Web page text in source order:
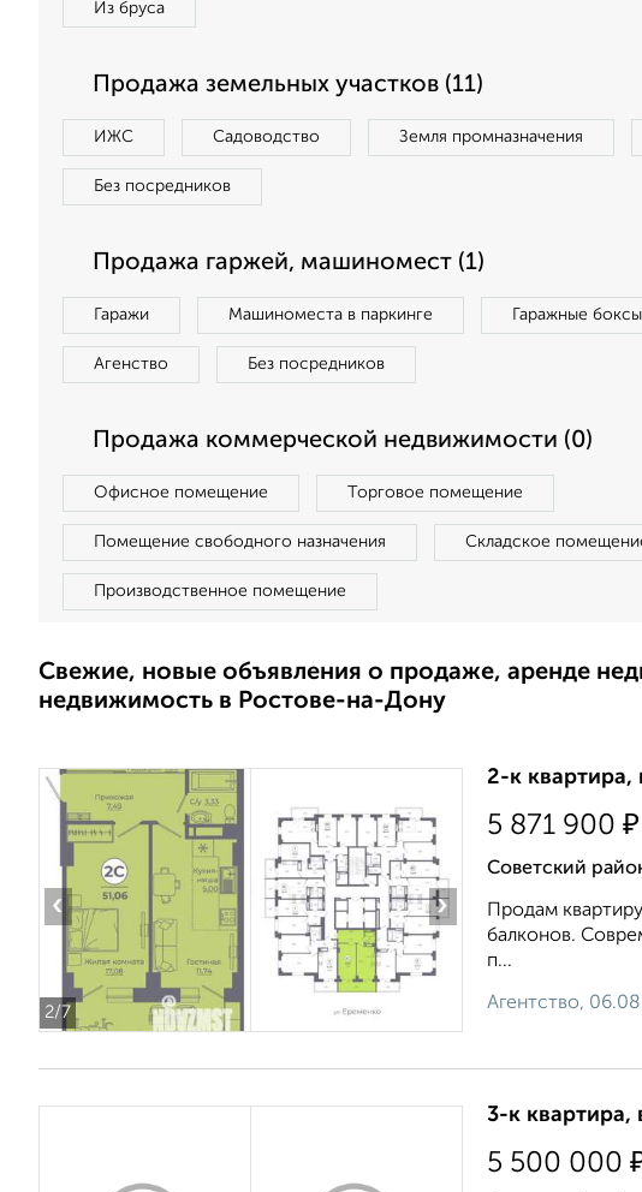
Из бруса
Продажа земельных участков (11)
ИЖС Садоводство Земля промназначения
Без посредников
Продажа гаржей, машиномест (1)
Гаражи Машиноместа в паркинге Гаражные боксы
Агенство Без посредников
Продажа коммерческой недвижимости (0)
Офисное помещение Торговое помещение
Помещение свободного назначения Складское
Производственное помещение
Свежие, новые объявления о продаже, аренде
недвижимость в Ростове-на-Дону
2/7
‹ ›
2-к квартира,
5 871 900 ₽
Советский
Продам
балконов.
п...
Агентство,
3-к квартира,
5 500 000